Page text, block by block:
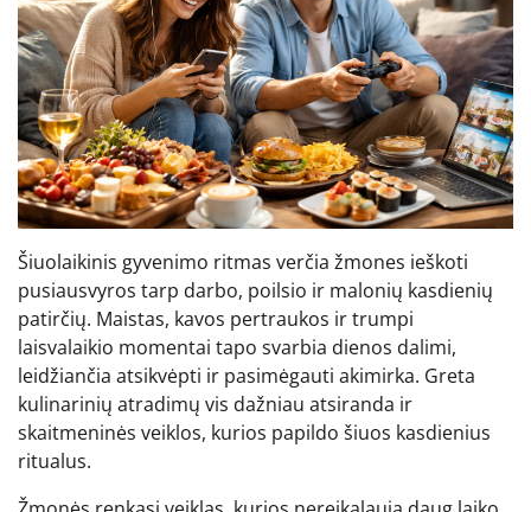
Šiuolaikinis gyvenimo ritmas verčia žmones ieškoti
pusiausvyros tarp darbo, poilsio ir malonių kasdienių
patirčių. Maistas, kavos pertraukos ir trumpi
laisvalaikio momentai tapo svarbia dienos dalimi,
leidžiančia atsikvėpti ir pasimėgauti akimirka. Greta
kulinarinių atradimų vis dažniau atsiranda ir
skaitmeninės veiklos, kurios papildo šiuos kasdienius
ritualus.